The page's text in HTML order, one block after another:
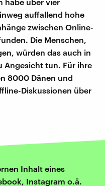
auffallend hohe
zwischen Online-
Die Menschen,
würden das auch in
Angesicht tun. Für ihre
8000 Dänen und
Diskussionen über
Inhalt eines
Instagram o.ä.